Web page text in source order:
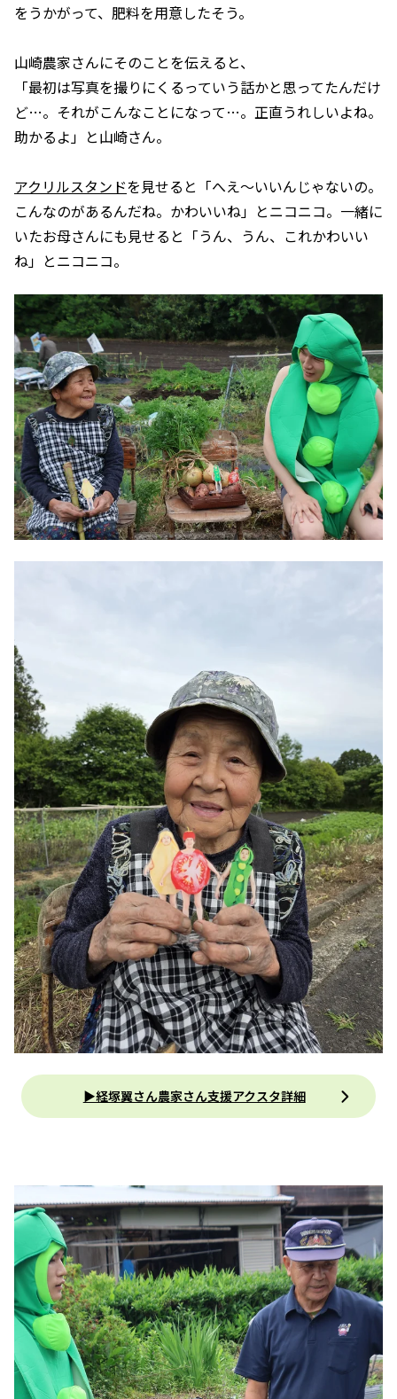
をうかがって、肥料を用意したそう。
山崎農家さんにそのことを伝えると、
「最初は写真を撮りにくるっていう話かと思ってたんだけ
ど…。それがこんなことになって…。正直うれしいよね。
助かるよ」と山崎さん。
アクリルスタンドを見せると「へえ～いいんじゃないの。
こんなのがあるんだね。かわいいね」とニコニコ。一緒に
いたお母さんにも見せると「うん、うん、これかわいい
ね」とニコニコ。
▶経塚翼さん農家さん支援アクスタ詳細